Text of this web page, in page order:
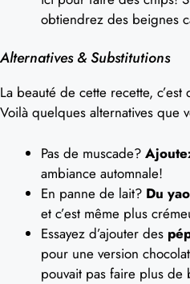
obtiendrez des beignes
Alternatives & Substitutions
La beauté de cette recette,
Voilà quelques alternatives que
Pas de muscade?
ambiance automnale!
En panne de lait? Du
et c’est même plus
Essayez d’ajouter des
pour une version
pouvait pas faire plus de